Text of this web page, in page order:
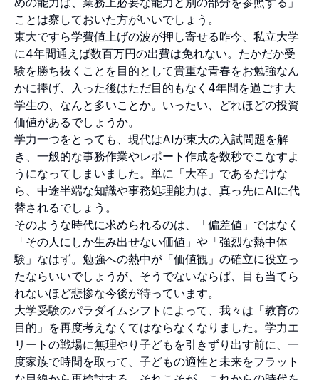
ことは察しておいた方がいいでしょう。
東大ですら学費値上げの波が押し寄せる昨今、私立大学
に4年間通えば数百万円の出費は免れない。たかだか受
験を勝ち抜くことを目的として貴重な青春をお勉強なん
かに捧げ、入った後はただ目的もなく4年間を過ごす大
学生の、なんと多いことか。いったい、どれほどの投資
価値があるでしょうか。
学力一つをとっても、現代はAIが東大の入試問題を解
き、一般的な事務作業やレポート作成を数秒でこなすよ
うになってしまいました。単に「大卒」であるだけな
ら、中途半端な知識や事務処理能力は、真っ先にAIに代
替されるでしょう。
そのような時代に求められるのは、「偏差値」ではなく
「その人にしか生み出せない価値」や「強烈な熱中体
験」なはず。勉強への熱中が「価値観」の確立に役立っ
たならいいでしょうが、そうでないならば、目も当てら
れないほど悲惨な今後が待っています。
大学受験のパラダイムシフトによって、我々は「教育の
目的」を再度考えなくてはならなくなりました。学力エ
リートの戦場に無理やり子どもを引きずり出す前に、一
度家族で時間を取って、子どもの適性と未来をフラット